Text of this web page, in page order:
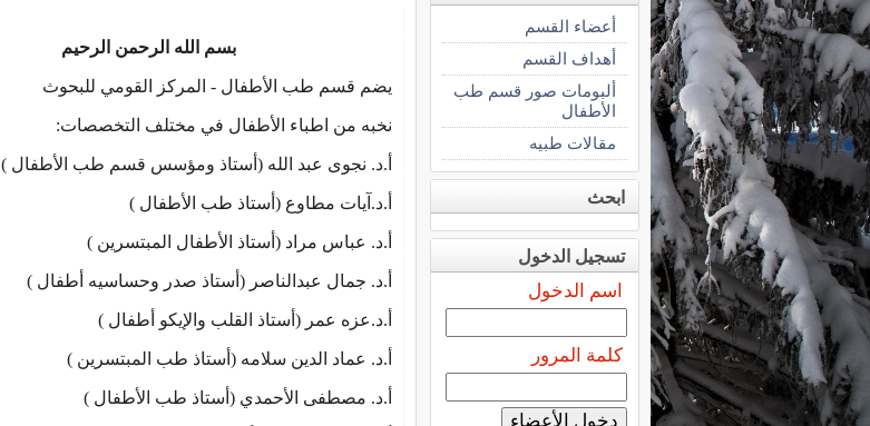
بسم الله الرحمن الرحيم
يضم قسم طب الأطفال - المركز القومي للبحوث
نخبه من اطباء الأطفال في مختلف التخصصات:
أ.د. نجوى عبد الله (أستاذ ومؤسس قسم طب الأطفال )
أ.د.آيات مطاوع (أستاذ طب الأطفال )
أ.د. عباس مراد (أستاذ الأطفال المبتسرين )
أ.د. جمال عبدالناصر (أستاذ صدر وحساسيه أطفال )
أ.د.عزه عمر (أستاذ القلب والإيكو أطفال )
أ.د. عماد الدين سلامه (أستاذ طب المبتسرين )
أ.د. مصطفى الأحمدي (أستاذ طب الأطفال )
أعضاء القسم
أهداف القسم
ألبومات صور قسم طب
الأطفال
مقالات طبيه
ابحث
تسجيل الدخول
اسم الدخول
كلمة المرور